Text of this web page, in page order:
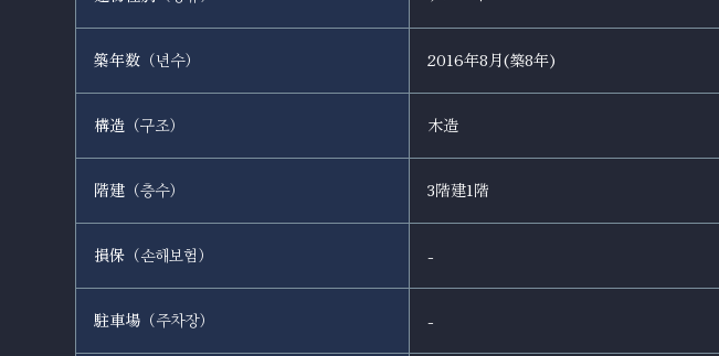
築年数（ 년수） 2016年8月(築8年)
構造（구조） 木造
階建（층수） 3階建1階
損保（손해보험 ） -
駐車場（주차장） -